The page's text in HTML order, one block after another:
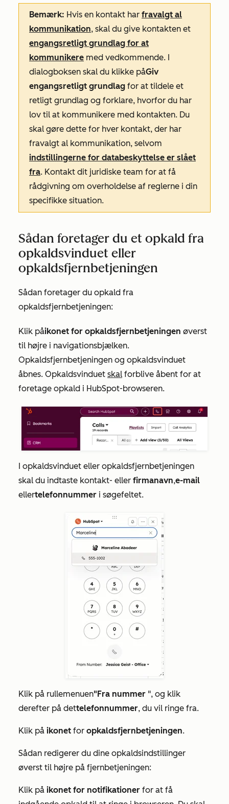
Bemærk: Hvis en kontakt har fravalgt al
kommunikation, skal du give kontakten et
engangsretligt grundlag for at
kommunikere med vedkommende. I
dialogboksen skal du klikke påGiv
engangsretligt grundlag for at tildele et
retligt grundlag og forklare, hvorfor du har
lov til at kommunikere med kontakten. Du
skal gøre dette for hver kontakt, der har
fravalgt al kommunikation, selvom
indstillingerne for databeskyttelse er slået
fra. Kontakt dit juridiske team for at få
rådgivning om overholdelse af reglerne i din
specifikke situation.
Sådan foretager du et opkald fra
opkaldsvinduet eller
opkaldsfjernbetjeningen
Sådan foretager du opkald fra
opkaldsfjernbetjeningen:
Klik påikonet for opkaldsfjernbetjeningen øverst
til højre i navigationsbjælken.
Opkaldsfjernbetjeningen og opkaldsvinduet
åbnes. Opkaldsvinduet skal forblive åbent for at
foretage opkald i HubSpot-browseren.
I opkaldsvinduet eller opkaldsfjernbetjeningen
skal du indtaste kontakt- eller firmanavn,e-mail
ellertelefonnummer i søgefeltet.
Klik på rullemenuen"Fra nummer ", og klik
derefter på dettelefonnummer, du vil ringe fra.
Klik på ikonet for opkaldsfjernbetjeningen.
Sådan redigerer du dine opkaldsindstillinger
øverst til højre på fjernbetjeningen:
Klik på ikonet for notifikationer for at få